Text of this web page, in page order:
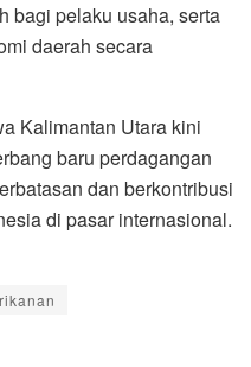
bagi pelaku usaha, serta
daerah secara
Kalimantan Utara kini
baru perdagangan
dan berkontribusi
di pasar internasional.